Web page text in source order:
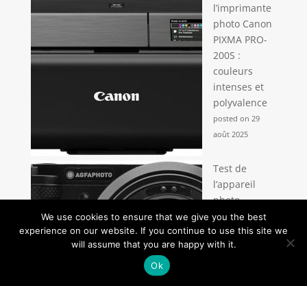
l’imprimante
photo Canon
PIXMA PRO-
200S :
couleurs
intenses et
polyvalence
posted on 29
août 2025
Test de
l’appareil
photo
compact
AGFA
Realishot
We use cookies to ensure that we give you the best
experience on our website. If you continue to use this site we
will assume that you are happy with it.
Ok